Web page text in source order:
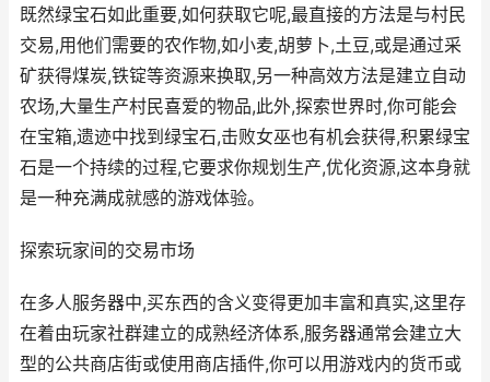
既然绿宝石如此重要,如何获取它呢,最直接的方法是与村民
交易,用他们需要的农作物,如小麦,胡萝卜,土豆,或是通过采
矿获得煤炭,铁锭等资源来换取,另一种高效方法是建立自动
农场,大量生产村民喜爱的物品,此外,探索世界时,你可能会
在宝箱,遗迹中找到绿宝石,击败女巫也有机会获得,积累绿宝
石是一个持续的过程,它要求你规划生产,优化资源,这本身就
是一种充满成就感的游戏体验。
探索玩家间的交易市场
在多人服务器中,买东西的含义变得更加丰富和真实,这里存
在着由玩家社群建立的成熟经济体系,服务器通常会建立大
型的公共商店街或使用商店插件,你可以用游戏内的货币或